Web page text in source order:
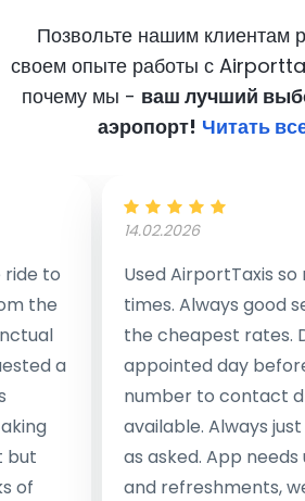
Позвольте нашим клиентам
своем опыте работы с
почему мы - ваш лучший
аэропорт! Читать
to
the
a
but
of
14.02.2026
Used AirportTaxis so
times. Always good
the cheapest rates.
appointed day
number to contact
available. Always
as asked. App
and refreshments,